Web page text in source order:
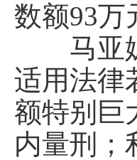
数额93万
马亚妮
适用法律
额特别巨
内量刑；